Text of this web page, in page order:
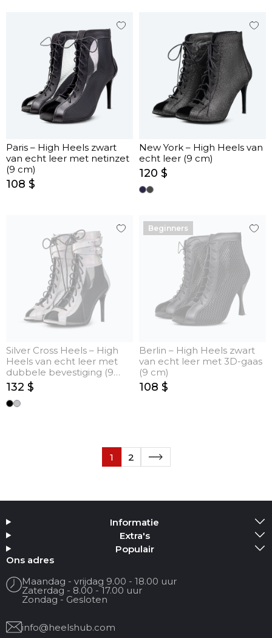
Paris – High Heels zwart
van echt leer met netinzet
(9 cm)
108 $
New York – High Heels van
echt leer (9 cm)
120 $
Silver Cross Heels – High
Heels van echt leer met
dubbele bevestiging (9
cm)
132 $
Beginners
Berlin – High Heels zwart
van echt leer met 3D-gaas
(9 cm)
108 $
1 2
Informatie
Extra's
Populair
Ons adres
Maandag - vrijdag 9.00 - 18.00 uur
Zaterdag - 8.00 - 17.00 uur
Zondag - Gesloten
info@heelshub.com